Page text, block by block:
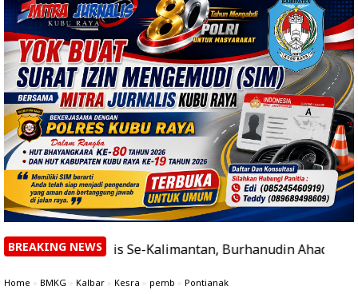
BREAKING NEWS
Se-Kalimantan, Burhanudin Ahad Paparkan
Home » BMKG » Kalbar » Kesra » pemb » Pontianak